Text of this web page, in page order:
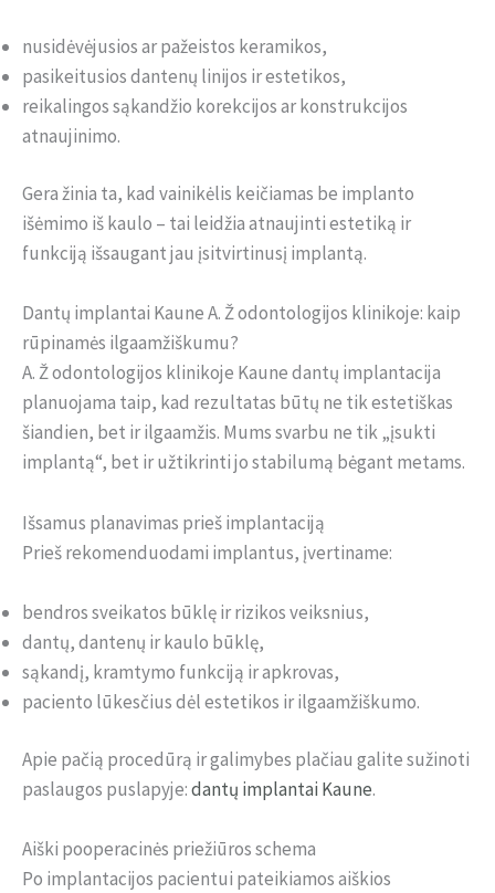
nusidėvėjusios ar pažeistos keramikos,
pasikeitusios dantenų linijos ir estetikos,
reikalingos sąkandžio korekcijos ar konstrukcijos
atnaujinimo.
Gera žinia ta, kad vainikėlis keičiamas be implanto
išėmimo iš kaulo – tai leidžia atnaujinti estetiką ir
funkciją išsaugant jau įsitvirtinusį implantą.
Dantų implantai Kaune A. Ž odontologijos klinikoje: kaip
rūpinamės ilgaamžiškumu?
A. Ž odontologijos klinikoje Kaune dantų implantacija
planuojama taip, kad rezultatas būtų ne tik estetiškas
šiandien, bet ir ilgaamžis. Mums svarbu ne tik „įsukti
implantą“, bet ir užtikrinti jo stabilumą bėgant metams.
Išsamus planavimas prieš implantaciją
Prieš rekomenduodami implantus, įvertiname:
bendros sveikatos būklę ir rizikos veiksnius,
dantų, dantenų ir kaulo būklę,
sąkandį, kramtymo funkciją ir apkrovas,
paciento lūkesčius dėl estetikos ir ilgaamžiškumo.
Apie pačią procedūrą ir galimybes plačiau galite sužinoti
paslaugos puslapyje:dantų implantai Kaune.
Aiški pooperacinės priežiūros schema
Po implantacijos pacientui pateikiamos aiškios